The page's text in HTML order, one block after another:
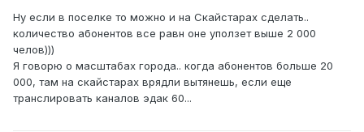
Ну если в поселке то можно и на Скайстарах сделать..
количество абонентов все равн оне уползет выше 2 000
челов)))
Я говорю о масштабах города.. когда абонентов больше 20
000, там на скайстарах врядли вытянешь, если еще
транслировать каналов эдак 60...